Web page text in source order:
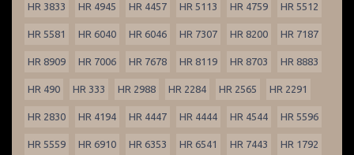
HR 3833 HR 4945 HR 4457 HR 5113 HR 4759 HR 5512
HR 5581 HR 6040 HR 6046 HR 7307 HR 8200 HR 7187
HR 8909 HR 7006 HR 7678 HR 8119 HR 8703 HR 8883
HR 490 HR 333 HR 2988 HR 2284 HR 2565 HR 2291
HR 2830 HR 4194 HR 4447 HR 4444 HR 4544 HR 5596
HR 5559 HR 6910 HR 6353 HR 6541 HR 7443 HR 1792